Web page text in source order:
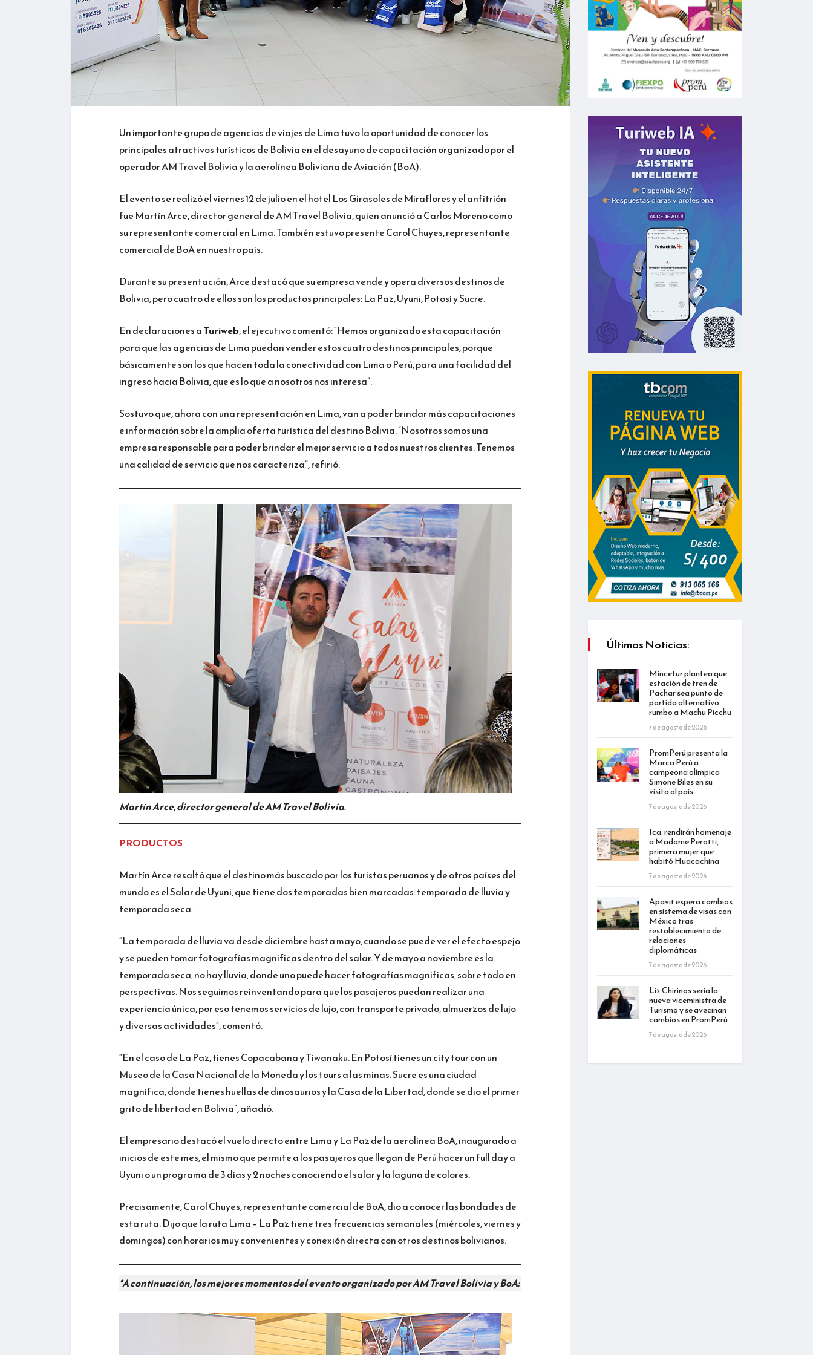
Un importante grupo de agencias de viajes de Lima tuvo la oportunidad de conocer los
principales atractivos turísticos de Bolivia en el desayuno de capacitación organizado por el
operador AM Travel Bolivia y la aerolínea Boliviana de Aviación (BoA).
El evento se realizó el viernes 12 de julio en el hotel Los Girasoles de Miraflores y el anfitrión
fue Martín Arce, director general de AM Travel Bolivia, quien anunció a Carlos Moreno como
su representante comercial en Lima. También estuvo presente Carol Chuyes, representante
comercial de BoA en nuestro país.
Durante su presentación, Arce destacó que su empresa vende y opera diversos destinos de
Bolivia, pero cuatro de ellos son los productos principales: La Paz, Uyuni, Potosí y Sucre.
En declaraciones aTuriweb, el ejecutivo comentó: “Hemos organizado esta capacitación
para que las agencias de Lima puedan vender estos cuatro destinos principales, porque
básicamente son los que hacen toda la conectividad con Lima o Perú, para una facilidad del
ingreso hacia Bolivia, que es lo que a nosotros nos interesa”.
Sostuvo que, ahora con una representación en Lima, van a poder brindar más capacitaciones
e información sobre la amplia oferta turística del destino Bolivia. “Nosotros somos una
empresa responsable para poder brindar el mejor servicio a todos nuestros clientes. Tenemos
una calidad de servicio que nos caracteriza”, refirió.
Martín Arce, director general de AM Travel Bolivia.
PRODUCTOS
Martín Arce resaltó que el destino más buscado por los turistas peruanos y de otros países del
mundo es el Salar de Uyuni, que tiene dos temporadas bien marcadas: temporada de lluvia y
temporada seca.
“La temporada de lluvia va desde diciembre hasta mayo, cuando se puede ver el efecto espejo
y se pueden tomar fotografías magnificas dentro del salar. Y de mayo a noviembre es la
temporada seca, no hay lluvia, donde uno puede hacer fotografías magnificas, sobre todo en
perspectivas. Nos seguimos reinventando para que los pasajeros puedan realizar una
experiencia única, por eso tenemos servicios de lujo, con transporte privado, almuerzos de lujo
y diversas actividades”, comentó.
“En el caso de La Paz, tienes Copacabana y Tiwanaku. En Potosí tienes un city tour con un
Museo de la Casa Nacional de la Moneda y los tours a las minas. Sucre es una ciudad
magnífica, donde tienes huellas de dinosaurios y la Casa de la Libertad, donde se dio el primer
grito de libertad en Bolivia”, añadió.
El empresario destacó el vuelo directo entre Lima y La Paz de la aerolínea BoA, inaugurado a
inicios de este mes, el mismo que permite a los pasajeros que llegan de Perú hacer un full day a
Uyuni o un programa de 3 días y 2 noches conociendo el salar y la laguna de colores.
Precisamente, Carol Chuyes, representante comercial de BoA, dio a conocer las bondades de
esta ruta. Dijo que la ruta Lima – La Paz tiene tres frecuencias semanales (miércoles, viernes y
domingos) con horarios muy convenientes y conexión directa con otros destinos bolivianos.
*A continuación, los mejores momentos del evento organizado por AM Travel Bolivia y BoA:
Últimas Noticias:
Mincetur plantea que
estación de tren de
Pachar sea punto de
partida alternativo
rumbo a Machu Picchu
7 de agosto de 2026
PromPerú presenta la
Marca Perú a
campeona olímpica
Simone Biles en su
visita al país
7 de agosto de 2026
Ica: rendirán homenaje
a Madame Perotti,
primera mujer que
habitó Huacachina
7 de agosto de 2026
Apavit espera cambios
en sistema de visas con
México tras
restablecimiento de
relaciones
diplomáticas
7 de agosto de 2026
Liz Chirinos sería la
nueva viceministra de
Turismo y se avecinan
cambios en PromPerú
7 de agosto de 2026